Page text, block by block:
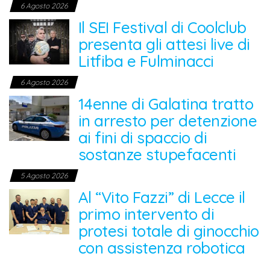
6 Agosto 2026
Il SEI Festival di Coolclub
presenta gli attesi live di
Litfiba e Fulminacci
6 Agosto 2026
14enne di Galatina tratto
in arresto per detenzione
ai fini di spaccio di
sostanze stupefacenti
5 Agosto 2026
Al “Vito Fazzi” di Lecce il
primo intervento di
protesi totale di ginocchio
con assistenza robotica